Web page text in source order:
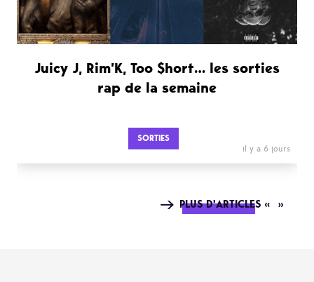
Juicy J, Rim’K, Too $hort… les sorties
rap de la semaine
SORTIES
il y a 6 jours
PLUS D'ARTICLES « »